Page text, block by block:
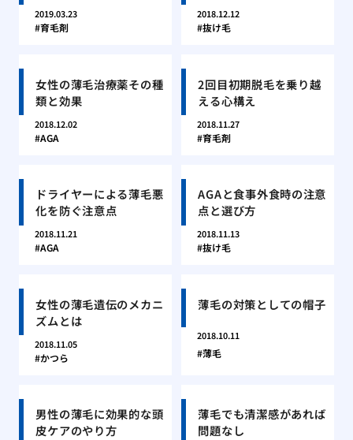
2019.03.23
育毛剤
2018.12.12
抜け毛
女性の薄毛治療薬その種
類と効果
2018.12.02
AGA
2回目初期脱毛を乗り越
える心構え
2018.11.27
育毛剤
ドライヤーによる薄毛悪
化を防ぐ注意点
2018.11.21
AGA
AGAと食事外食時の注意
点と選び方
2018.11.13
抜け毛
女性の薄毛遺伝のメカニ
ズムとは
2018.11.05
かつら
薄毛の対策としての帽子
2018.10.11
薄毛
男性の薄毛に効果的な頭
皮ケアのやり方
薄毛でも清潔感があれば
問題なし